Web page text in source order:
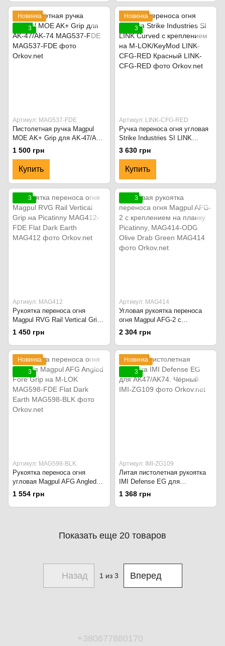
Новинка
3
Артикул: MAG537-FDE
Пистолетная ручка Magpul
MOE AK+ Grip для AK-47/AK-
74 MAG537-FDE
1 500 грн
Купить
Новинка
3
Артикул: LINK-CFG-RED
Ручка переноса огня угловая
Strike Industries SI LINK
Curved с креплением на M-
LOK/KeyMod LINK-CFG-RED
Красный
3 630 грн
Купить
3
Артикул: MAG412
Рукоятка переноса огня
Magpul RVG Rail Vertical Grip
на Picatinny MAG412-FDE Flat
Dark Earth
1 450 грн
3
Артикул: MAG414
Угловая рукоятка переноса
огня Magpul AFG-2 с
креплением на планку
Picatinny, MAG414-ODG Olive
Drab Green
2 304 грн
Новинка
3
Артикул: MAG598-BLK
Рукоятка переноса огня
угловая Magpul AFG Angled
Fore Grip на M-LOK MAG598-
FDE Flat Dark Earth
1 554 грн
Новинка
3
Артикул: IMI-ZG109
Литая пистолетная рукоятка
IMI Defense EG для
AK47/AK74. Чёрный
1 368 грн
Показать еще 20 товаров
Назад 1 из 3 Вперед
+380677880170